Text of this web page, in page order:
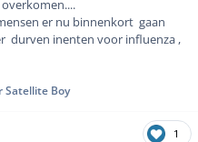
er nu binnenkort gaan
durven inenten voor influenza ,
Satellite Boy
1